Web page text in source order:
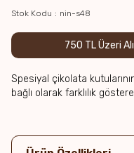
Stok Kodu nin-s48
750 TL Üzeri
Spesiyal çikolata
bağlı olarak farklılık